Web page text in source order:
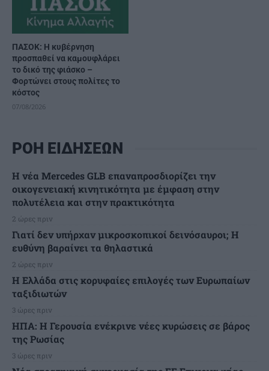
ΠΑΣΟΚ: Η κυβέρνηση
προσπαθεί να καμουφλάρει
το δικό της φιάσκο –
Φορτώνει στους πολίτες το
κόστος
07/08/2026
ΡΟΗ ΕΙΔΗΣΕΩΝ
Η νέα Mercedes GLB επαναπροσδιορίζει την
οικογενειακή κινητικότητα με έμφαση στην
πολυτέλεια και στην πρακτικότητα
2 ώρες πριν
Γιατί δεν υπήρχαν μικροσκοπικοί δεινόσαυροι; Η
ευθύνη βαραίνει τα θηλαστικά
2 ώρες πριν
Η Ελλάδα στις κορυφαίες επιλογές των Ευρωπαίων
ταξιδιωτών
3 ώρες πριν
ΗΠΑ: Η Γερουσία ενέκρινε νέες κυρώσεις σε βάρος
της Ρωσίας
3 ώρες πριν